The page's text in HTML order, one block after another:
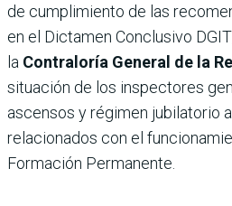
de cumplimiento de las
en el Dictamen Conclusivo
la Contraloría General de la
situación de los inspectores
ascensos y régimen jubilatorio
relacionados con el
Formación Permanente.